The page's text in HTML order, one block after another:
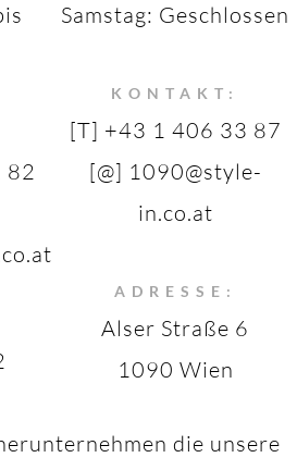
82
Samstag: Geschlossen
KONTAKT:
[T] +43 1 406 33 87
[@] 1090@style-
in.co.at
ADRESSE:
Alser Straße 6
1090 Wien
die unsere